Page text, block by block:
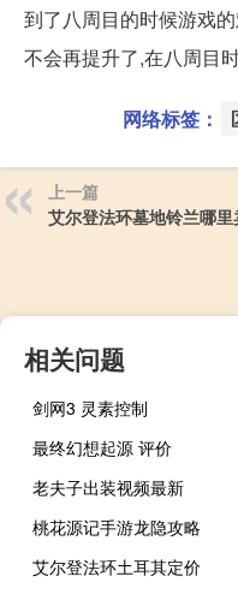
到了八周目的时候游戏
不会再提升了,在八周目
网络标签：
上一篇
艾尔登法环墓地铃兰哪里
相关问题
剑网3 灵素控制
最终幻想起源 评价
老夫子出装视频最新
桃花源记手游龙隐攻略
艾尔登法环土耳其定价